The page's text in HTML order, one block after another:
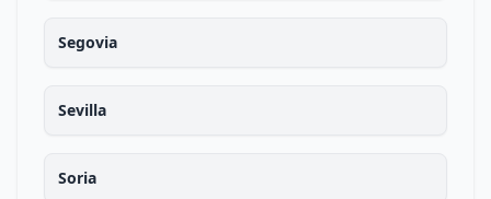
Segovia
Sevilla
Soria